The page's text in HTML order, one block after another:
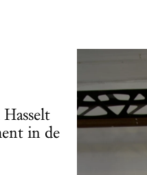
in de